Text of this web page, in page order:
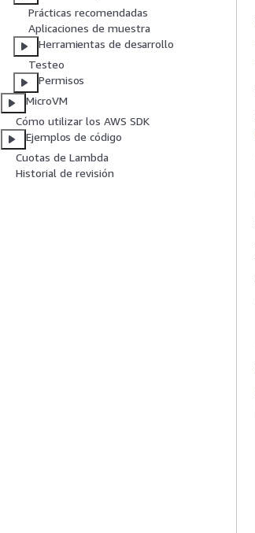
Prácticas recomendadas
Aplicaciones de muestra
Herramientas de desarrollo
Testeo
Permisos
MicroVM
Cómo utilizar los AWS SDK
Ejemplos de código
Cuotas de Lambda
Historial de revisión